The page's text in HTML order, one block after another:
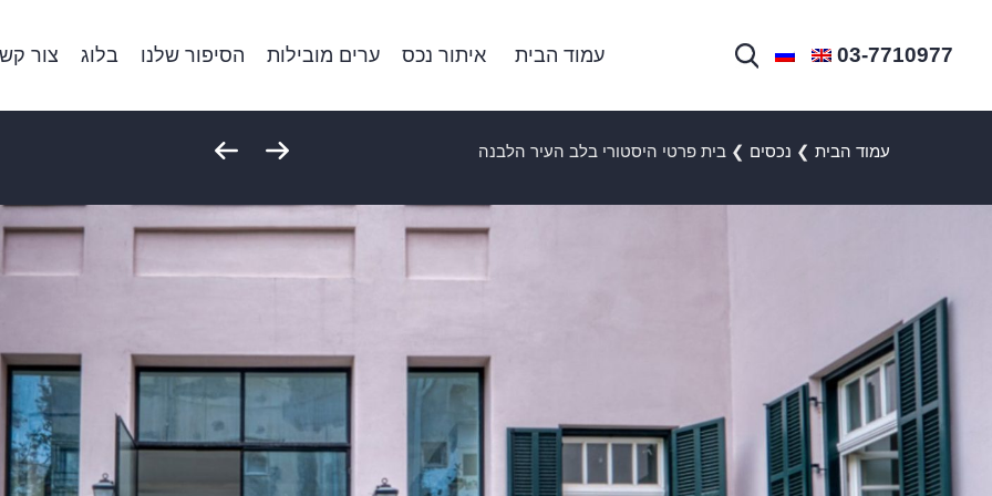
עמוד הבית איתור נכס ערים מובילות הסיפור שלנו בלוג צור 03-7710977
עמוד הבית ❯ נכסים ❯ בית פרטי היסטורי בלב העיר הלבנה